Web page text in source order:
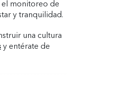
el monitoreo de
y tranquilidad.
una cultura
y entérate de